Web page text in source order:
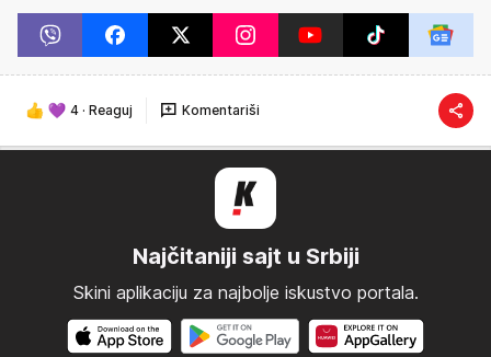
4 · Reaguj Komentariši
Najčitaniji sajt u Srbiji
Skini aplikaciju za najbolje iskustvo portala.